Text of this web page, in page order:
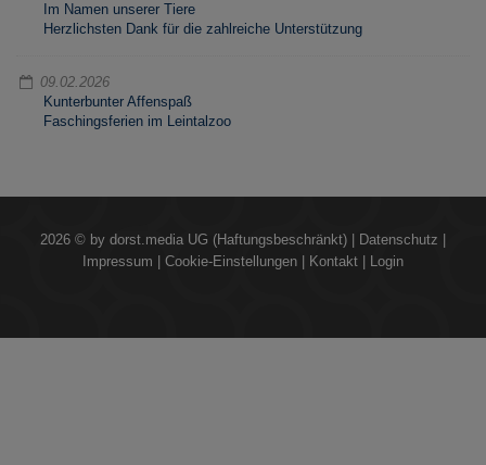
Im Namen unserer Tiere
Herzlichsten Dank für die zahlreiche Unterstützung
09.02.2026
Kunterbunter Affenspaß
Faschingsferien im Leintalzoo
2026 © by dorst.media UG (Haftungsbeschränkt) Datenschutz
Impressum
Cookie-Einstellungen Kontakt Login